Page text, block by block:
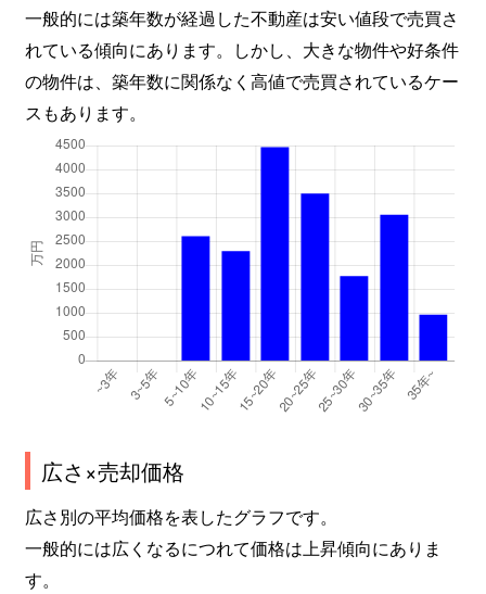
一般的には築年数が経過した不動産は安い値段で売買さ
れている傾向にあります。しかし、大きな物件や好条件
の物件は、築年数に関係なく高値で売買されているケー
スもあります。
広さ×売却価格
広さ別の平均価格を表したグラフです。
一般的には広くなるにつれて価格は上昇傾向にありま
す。